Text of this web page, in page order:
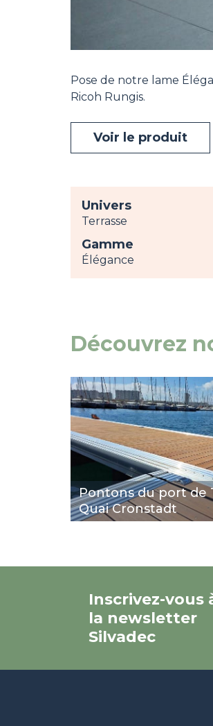
Pose de notre lame
Ricoh Rungis.
Voir le produit
Univers
Terrasse
Gamme
Élégance
Découvrez
Pontons du port de
Quai Cronstadt
Image
view
Inscrivez-vous
la newsletter
Silvadec